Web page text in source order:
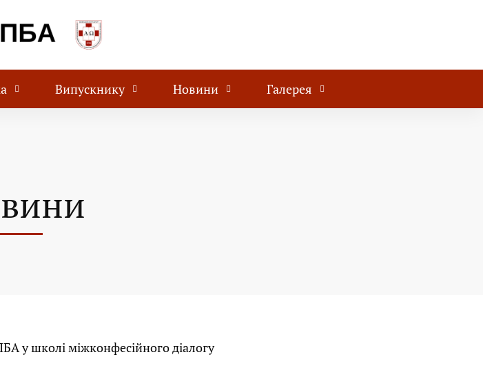
Випускнику Новини Галерея
у школі міжконфесійного діалогу